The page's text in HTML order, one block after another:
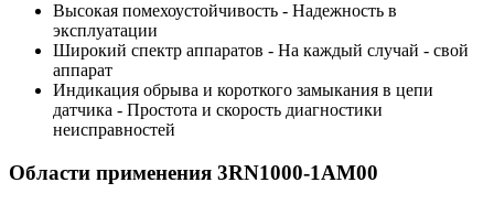
Высокая помехоустойчивость - Надежность в
эксплуатации
Широкий спектр аппаратов - На каждый случай - свой
аппарат
Индикация обрыва и короткого замыкания в цепи
датчика - Простота и скорость диагностики
неисправностей
Области применения 3RN1000-1AM00